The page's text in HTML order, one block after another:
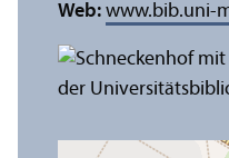
Web: www.bib.uni-